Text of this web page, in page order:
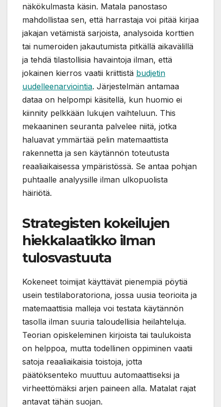
näkökulmasta käsin. Matala panostaso
mahdollistaa sen, että harrastaja voi pitää kirjaa
jakajan vetämistä sarjoista, analysoida korttien
tai numeroiden jakautumista pitkällä aikavälillä
ja tehdä tilastollisia havaintoja ilman, että
jokainen kierros vaatii kriittistä budjetin
uudelleenarviointia. Järjestelmän antamaa
dataa on helpompi käsitellä, kun huomio ei
kiinnity pelkkään lukujen vaihteluun. This
mekaaninen seuranta palvelee niitä, jotka
haluavat ymmärtää pelin matemaattista
rakennetta ja sen käytännön toteutusta
reaaliaikaisessa ympäristössä. Se antaa pohjan
puhtaalle analyysille ilman ulkopuolista
häiriötä.
Strategisten kokeilujen
hiekkalaatikko ilman
tulosvastuuta
Kokeneet toimijat käyttävät pienempiä pöytiä
usein testilaboratoriona, jossa uusia teorioita ja
matemaattisia malleja voi testata käytännön
tasolla ilman suuria taloudellisia heilahteluja.
Teorian opiskeleminen kirjoista tai taulukoista
on helppoa, mutta todellinen oppiminen vaatii
satoja reaaliaikaisia toistoja, jotta
päätöksenteko muuttuu automaattiseksi ja
virheettömäksi arjen paineen alla. Matalat rajat
antavat tähän suojan.